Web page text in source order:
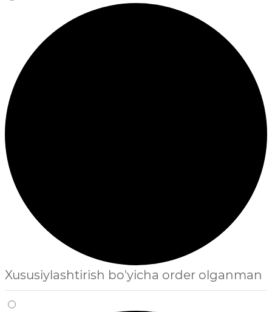
Xususiylashtirish bo'yicha order olganman